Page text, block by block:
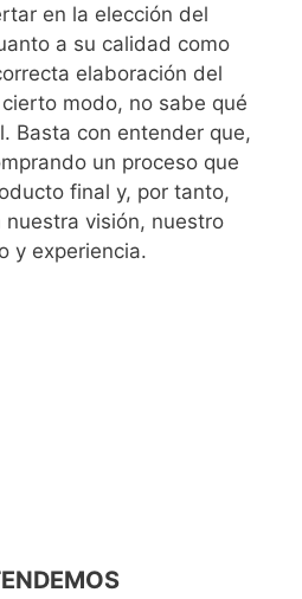
en la elección del
a su calidad como
elaboración del
modo, no sabe qué
Basta con entender que,
un proceso que
final y, por tanto,
visión, nuestro
y experiencia.